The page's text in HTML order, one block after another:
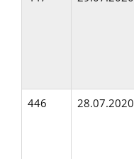
446
28.07.2020